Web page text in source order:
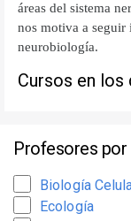
áreas del sistema
nos motiva a seguir
neurobiología.
Cursos en los
Profesores
Biología
Ecología